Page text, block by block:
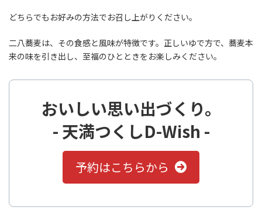
どちらでもお好みの方法でお召し上がりください。
二八蕎麦は、その食感と風味が特徴です。正しいゆで方で、蕎麦本
来の味を引き出し、至福のひとときをお楽しみください。
おいしい思い出づくり。
- 天満つくしD-Wish -
予約はこちらから